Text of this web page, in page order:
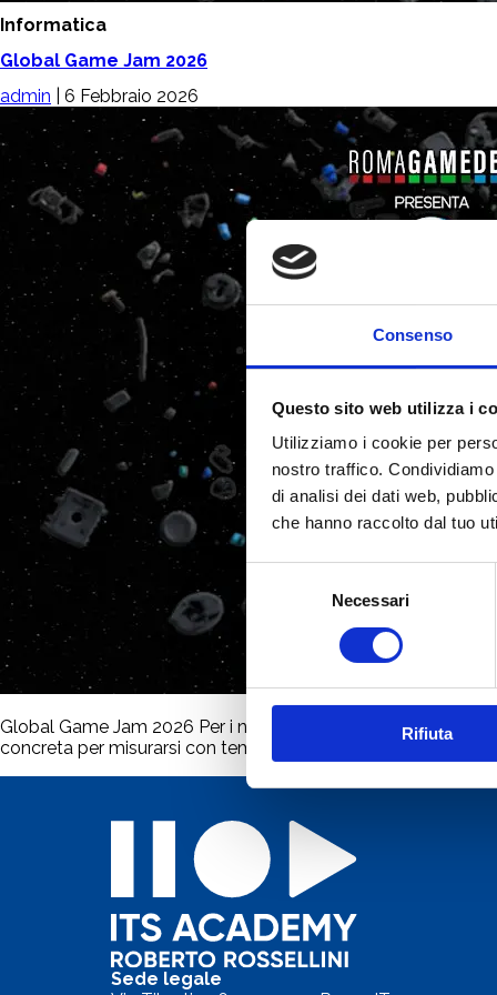
Consenso
Questo sito web utilizza i
Utilizziamo i cookie per
nostro traffico.
di analisi dei dati web,
che hanno raccolto dal tuo
del
Necessari
Rifiuta
Informatica
Global Game Jam 2026
admin
6 Febbraio 2026
Global Game Jam 2026 Per i nostri studenti dei corsi Digital
concreta per misurarsi con tempi serrati, lavoro in team e
Sede legale